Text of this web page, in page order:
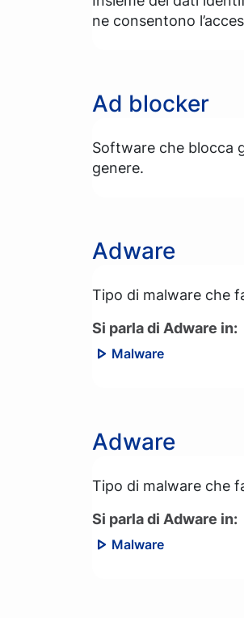
ne consentono
Ad blocker
Software che blocca
genere.
Adware
Tipo di malware che
Si parla di Adware in:
Malware
Adware
Tipo di malware che
Si parla di Adware in:
Malware